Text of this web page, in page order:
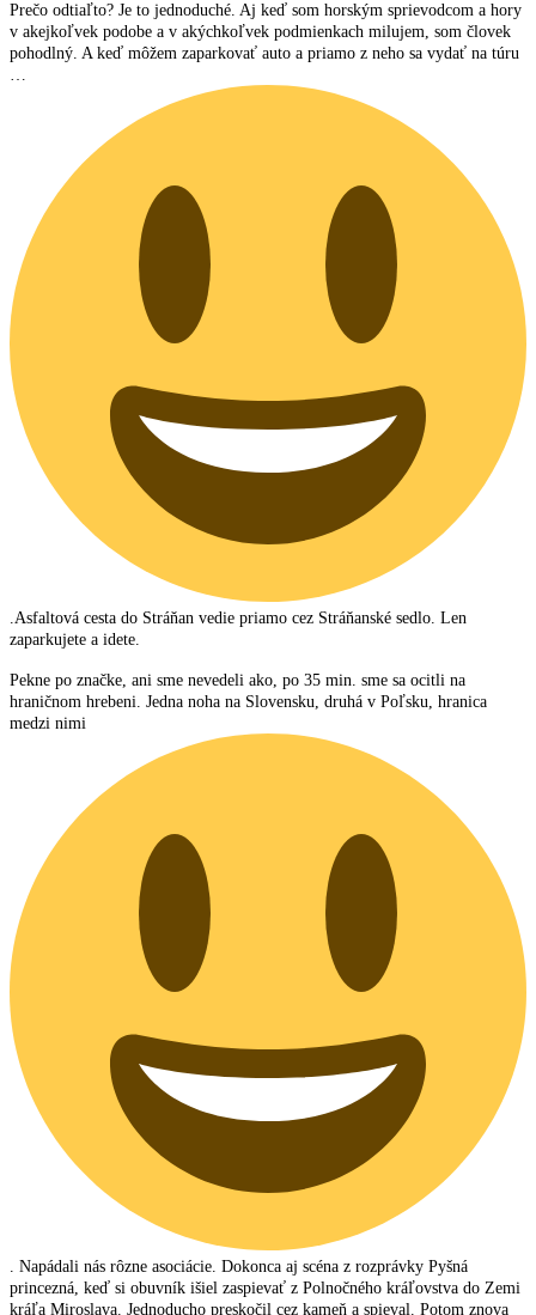
Prečo odtiaľto? Je to jednoduché. Aj keď som horským sprievodcom a hory
v akejkoľvek podobe a v akýchkoľvek podmienkach milujem, som človek
pohodlný. A keď môžem zaparkovať auto a priamo z neho sa vydať na túru
…
.Asfaltová cesta do Stráňan vedie priamo cez Stráňanské sedlo. Len
zaparkujete a idete.
Pekne po značke, ani sme nevedeli ako, po 35 min. sme sa ocitli na
hraničnom hrebeni. Jedna noha na Slovensku, druhá v Poľsku, hranica
medzi nimi
. Napádali nás rôzne asociácie. Dokonca aj scéna z rozprávky Pyšná
princezná, keď si obuvník išiel zaspievať z Polnočného kráľovstva do Zemi
kráľa Miroslava. Jednoducho preskočil cez kameň a spieval. Potom znova